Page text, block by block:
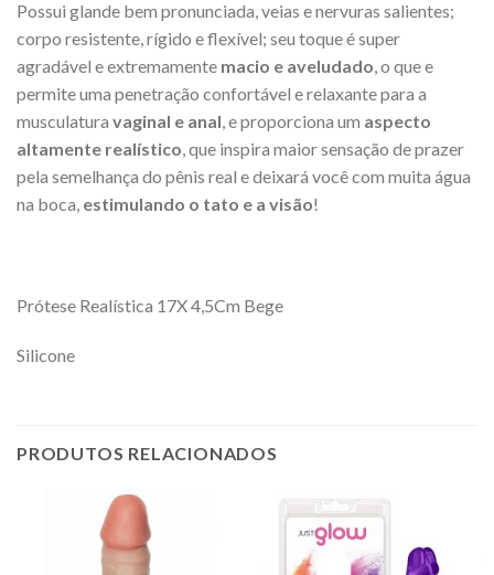
Possui glande bem pronunciada, veias e nervuras salientes;
corpo resistente, rígido e flexível; seu toque é super
agradável e extremamente macio e aveludado, o que e
permite uma penetração confortável e relaxante para a
musculatura vaginal e anal, e proporciona um aspecto
altamente realístico, que inspira maior sensação de prazer
pela semelhança do pênis real e deixará você com muita água
na boca, estimulando o tato e a visão!
Prótese Realística 17X 4,5Cm Bege
Silicone
PRODUTOS RELACIONADOS